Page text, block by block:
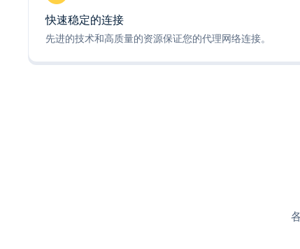
快速稳定的连接
先进的技术和高质量的资源保证您的代理网络连接。